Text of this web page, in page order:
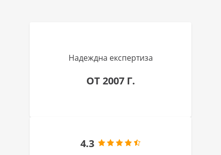
Надеждна експертиза
ОТ 2007 Г.
4.3